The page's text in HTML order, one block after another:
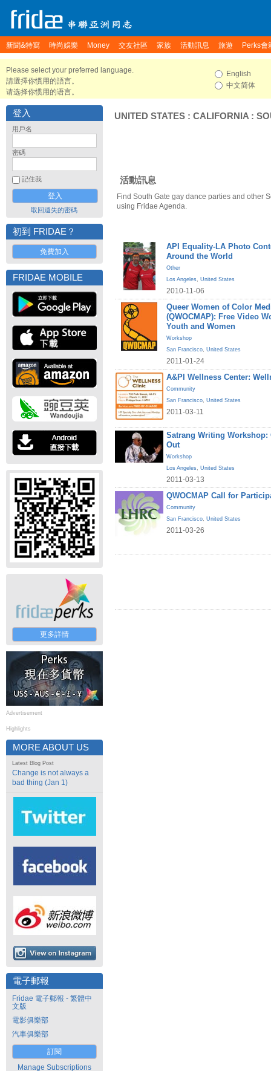
新聞&特寫 時尚娛樂 Money 交友社區 家族 活動訊息 旅遊 Perks會
Please select your preferred language.
請選擇你慣用的語言。
请选择你惯用的语言。
English
中文简体
登入
用戶名
密碼
記住我
取回遺失的密碼
初到 FRIDAE？
免費加入
FRIDAE MOBILE
更多詳情
Advertisement
Highlights
MORE ABOUT US
Latest Blog Post
Change is not always a
bad thing (Jan 1)
電子郵報
Fridae 電子郵報 - 繁體中
文版
電影俱樂部
汽車俱樂部
訂閱
Manage Subscriptions
UNITED STATES : CALIFORNIA :
活動訊息
Find South Gate gay dance parties and other
using Fridae Agenda.
API Equality-LA Photo
Around the World
Other
Los Angeles, United States
2010-11-06
Queer Women of Color
(QWOCMAP): Free Video
Youth and Women
Workshop
San Francisco, United States
2011-01-24
A&PI Wellness Center:
Community
San Francisco, United States
2011-03-11
Satrang Writing
Out
Workshop
Los Angeles, United States
2011-03-13
QWOCMAP Call for
Community
San Francisco, United States
2011-03-26